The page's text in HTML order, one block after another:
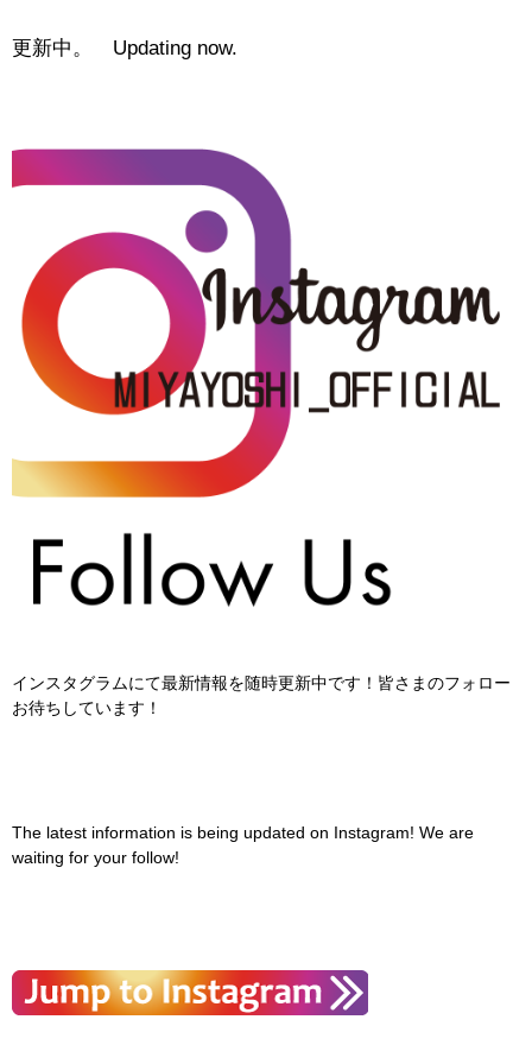
更新中。 Updating now.
インスタグラムにて最新情報を随時更新中です！皆さまのフォロー
お待ちしています！
The latest information is being updated on Instagram! We are
waiting for your follow!